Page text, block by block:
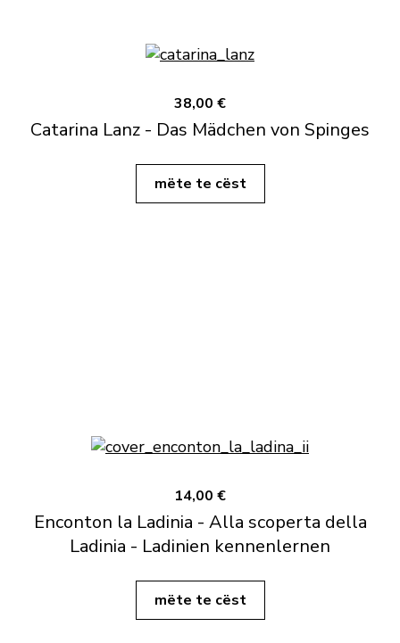
38,00 €
Catarina Lanz - Das Mädchen von Spinges
mëte te cëst
14,00 €
Enconton la Ladinia - Alla scoperta della
Ladinia - Ladinien kennenlernen
mëte te cëst